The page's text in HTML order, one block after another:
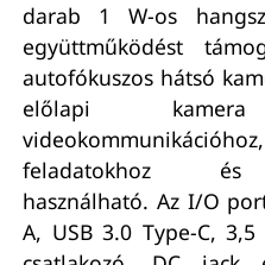
darab 1 W-os
együttműködést
autofókuszos hátsó
előlapi kamera
feladatokhoz és
használható. Az I/O
A, USB 3.0 Type-C,